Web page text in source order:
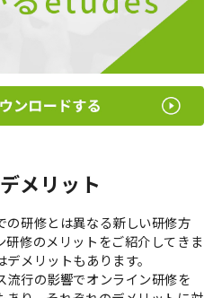
メリット
の研修とは異なる新しい研修方
修のメリットをご紹介してきま
メリットもあります。
流行の影響でオンライン研修を